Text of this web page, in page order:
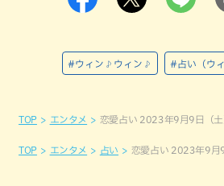
#ウィン♪ウィン♪ #占い（ウ
TOP エンタメ 恋愛占い 2023年9月9日（土
TOP エンタメ 占い 恋愛占い 2023年9月